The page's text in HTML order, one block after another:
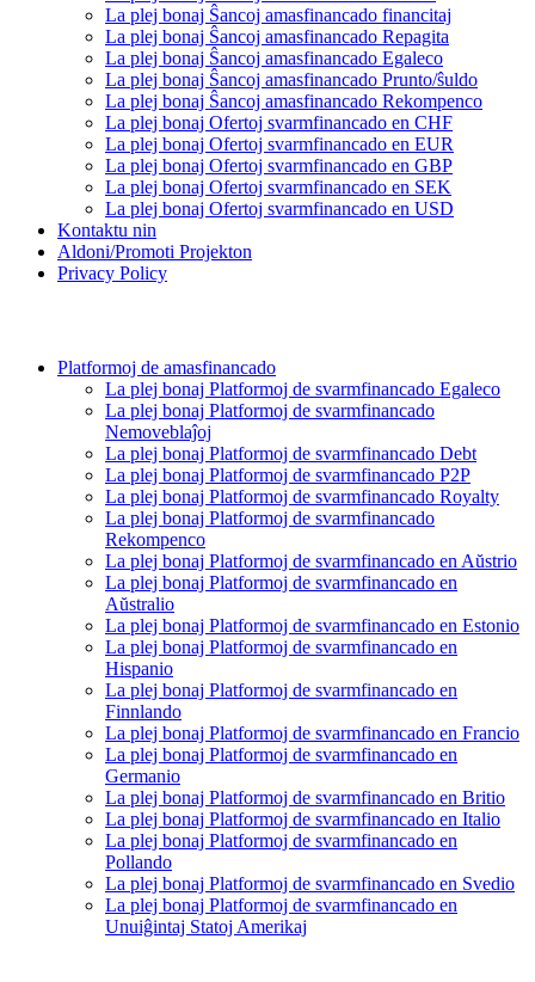
La plej bonaj Ŝancoj amasfinancado financitaj
La plej bonaj Ŝancoj amasfinancado Repagita
La plej bonaj Ŝancoj amasfinancado Egaleco
La plej bonaj Ŝancoj amasfinancado Prunto/ŝuldo
La plej bonaj Ŝancoj amasfinancado Rekompenco
La plej bonaj Ofertoj svarmfinancado en CHF
La plej bonaj Ofertoj svarmfinancado en EUR
La plej bonaj Ofertoj svarmfinancado en GBP
La plej bonaj Ofertoj svarmfinancado en SEK
La plej bonaj Ofertoj svarmfinancado en USD
Kontaktu nin
Aldoni/Promoti Projekton
Privacy Policy
Platformoj de amasfinancado
La plej bonaj Platformoj de svarmfinancado Egaleco
La plej bonaj Platformoj de svarmfinancado
Nemoveblaĵoj
La plej bonaj Platformoj de svarmfinancado Debt
La plej bonaj Platformoj de svarmfinancado P2P
La plej bonaj Platformoj de svarmfinancado Royalty
La plej bonaj Platformoj de svarmfinancado
Rekompenco
La plej bonaj Platformoj de svarmfinancado en Aŭstrio
La plej bonaj Platformoj de svarmfinancado en
Aŭstralio
La plej bonaj Platformoj de svarmfinancado en Estonio
La plej bonaj Platformoj de svarmfinancado en
Hispanio
La plej bonaj Platformoj de svarmfinancado en
Finnlando
La plej bonaj Platformoj de svarmfinancado en Francio
La plej bonaj Platformoj de svarmfinancado en
Germanio
La plej bonaj Platformoj de svarmfinancado en Britio
La plej bonaj Platformoj de svarmfinancado en Italio
La plej bonaj Platformoj de svarmfinancado en
Pollando
La plej bonaj Platformoj de svarmfinancado en Svedio
La plej bonaj Platformoj de svarmfinancado en
Unuiĝintaj Statoj Amerikaj